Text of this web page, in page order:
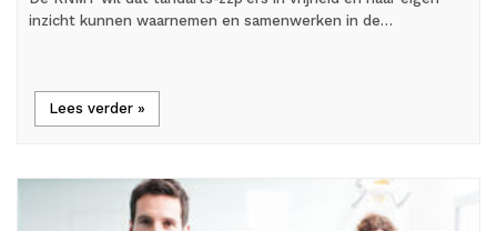
inzicht kunnen waarnemen en samenwerken in de…
Lees verder »